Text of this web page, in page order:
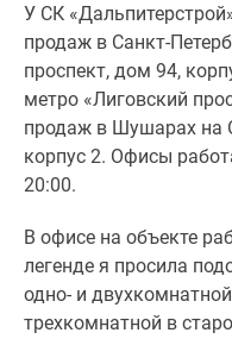
У СК
продаж в Санкт-
проспект, дом 94,
метро «Лиговский
продаж в Шушарах на
корпус 2. Офисы
20:00.
В офисе на объекте
легенде я просила
одно- и
трехкомнатной в